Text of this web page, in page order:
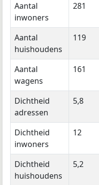
Aantal
inwoners
281
Aantal
huishoudens
119
Aantal
wagens
161
Dichtheid
adressen
5,8
Dichtheid
inwoners
12
Dichtheid
huishoudens
5,2